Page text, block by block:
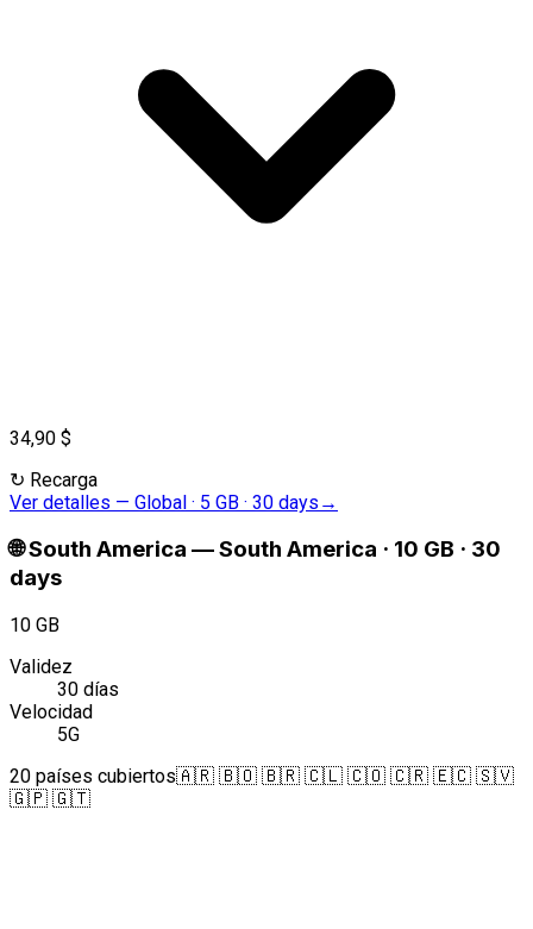
34,90 $
↻ Recarga
Ver detalles — Global · 5 GB · 30 days →
🌐South America —South America · 10 GB · 30
days
10 GB
Validez
30 días
Velocidad
5G
20 países cubiertos🇦🇷 🇧🇴 🇧🇷 🇨🇱 🇨🇴 🇨🇷 🇪🇨 🇸🇻
🇬🇵 🇬🇹